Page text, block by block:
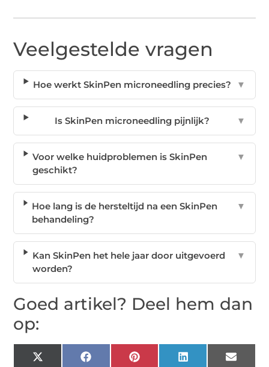
Veelgestelde vragen
Hoe werkt SkinPen microneedling precies? ▼
Is SkinPen microneedling pijnlijk? ▼
Voor welke huidproblemen is SkinPen
geschikt?
▼
Hoe lang is de hersteltijd na een SkinPen
behandeling?
▼
Kan SkinPen het hele jaar door uitgevoerd
worden?
▼
Goed artikel? Deel hem dan
op:
X Facebook Pinterest LinkedIn Email